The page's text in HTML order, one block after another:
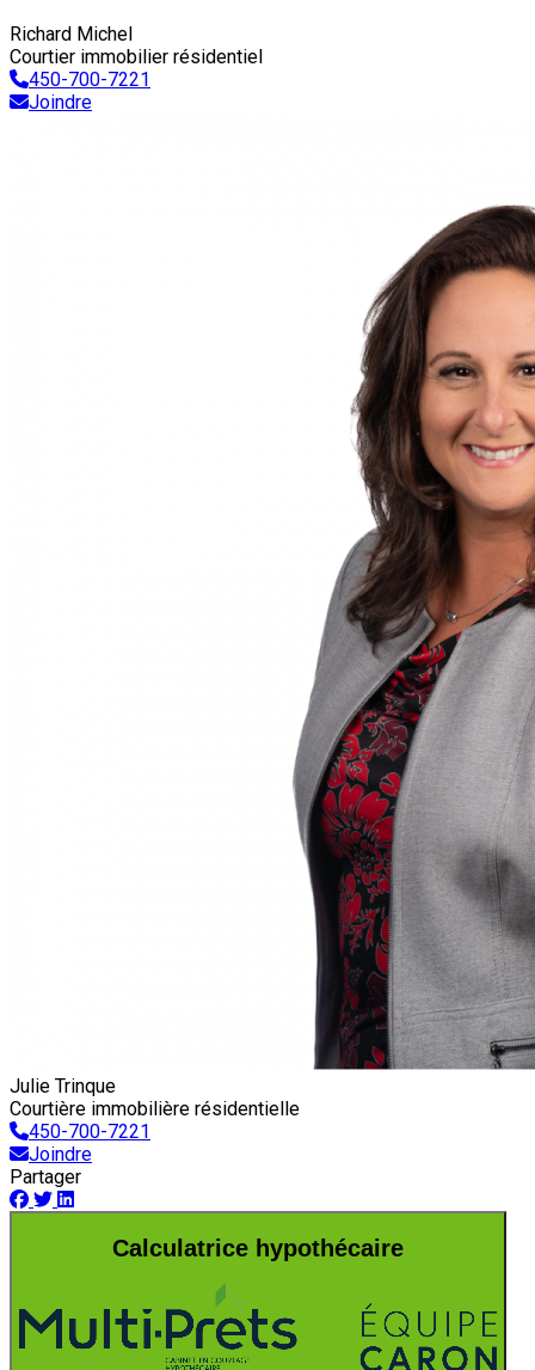
Richard Michel
Courtier immobilier résidentiel
450-700-7221
Joindre
Julie Trinque
Courtière immobilière résidentielle
450-700-7221
Joindre
Partager
Calculatrice hypothécaire